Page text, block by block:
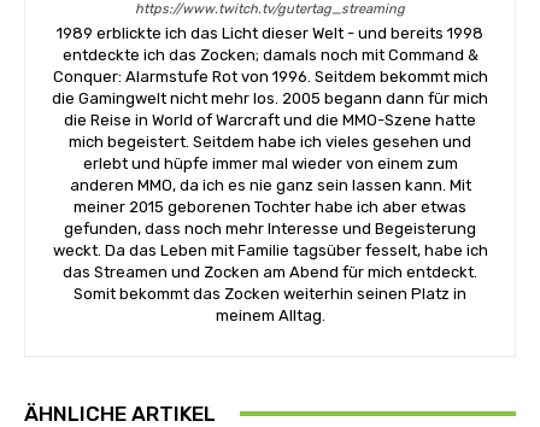
https://www.twitch.tv/gutertag_streaming
1989 erblickte ich das Licht dieser Welt - und bereits 1998
entdeckte ich das Zocken; damals noch mit Command &
Conquer: Alarmstufe Rot von 1996. Seitdem bekommt mich
die Gamingwelt nicht mehr los. 2005 begann dann für mich
die Reise in World of Warcraft und die MMO-Szene hatte
mich begeistert. Seitdem habe ich vieles gesehen und
erlebt und hüpfe immer mal wieder von einem zum
anderen MMO, da ich es nie ganz sein lassen kann. Mit
meiner 2015 geborenen Tochter habe ich aber etwas
gefunden, dass noch mehr Interesse und Begeisterung
weckt. Da das Leben mit Familie tagsüber fesselt, habe ich
das Streamen und Zocken am Abend für mich entdeckt.
Somit bekommt das Zocken weiterhin seinen Platz in
meinem Alltag.
ÄHNLICHE ARTIKEL